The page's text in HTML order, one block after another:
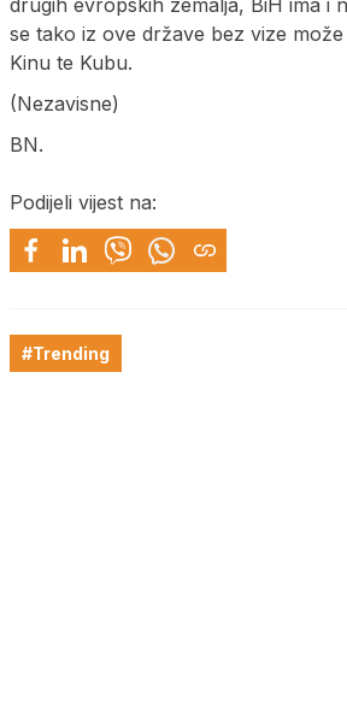
se tako iz ove države bez vize
Kinu te Kubu.
(Nezavisne)
BN.
Podijeli vijest na:
#Trending